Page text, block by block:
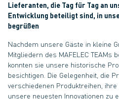
Lieferanten, die Tag für Tag an
Entwicklung beteiligt sind, in
begrüßen
Nachdem unsere Gäste in kleine
Mitgliedern des MAFELEC TEAMs
konnten sie unsere historische
besichtigen. Die Gelegenheit, die
verschiedenen Produktreihen,
unsere neuesten Innovationen zu